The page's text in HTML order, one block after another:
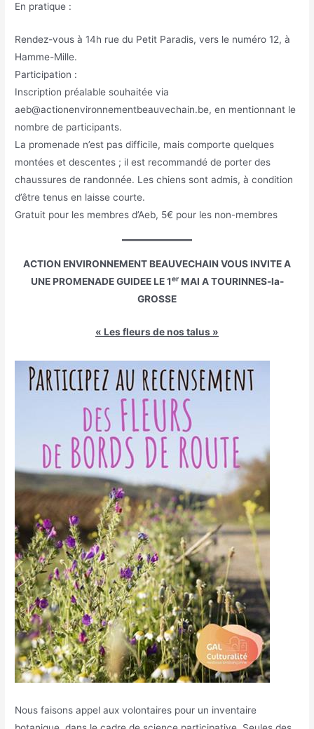
En pratique :
Rendez-vous à 14h rue du Petit Paradis, vers le numéro 12, à
Hamme-Mille.
Participation :
Inscription préalable souhaitée via
aeb@actionenvironnementbeauvechain.be, en mentionnant le
nombre de participants.
La promenade n’est pas difficile, mais comporte quelques
montées et descentes ; il est recommandé de porter des
chaussures de randonnée. Les chiens sont admis, à condition
d’être tenus en laisse courte.
Gratuit pour les membres d’Aeb, 5€ pour les non-membres
ACTION ENVIRONNEMENT BEAUVECHAIN VOUS INVITE A
UNE PROMENADE GUIDEE LE 1erMAI A TOURINNES-la-
GROSSE
« Les fleurs de nos talus »
Nous faisons appel aux volontaires pour un inventaire